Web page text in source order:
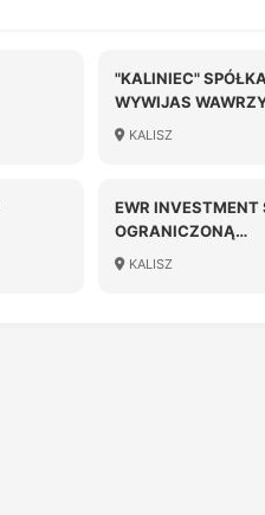
"KALINIEC"
WYWIJAS
KRZYSZTOF
KALISZ
EWR INVESTMENT
OGRANICZONĄ
KALISZ